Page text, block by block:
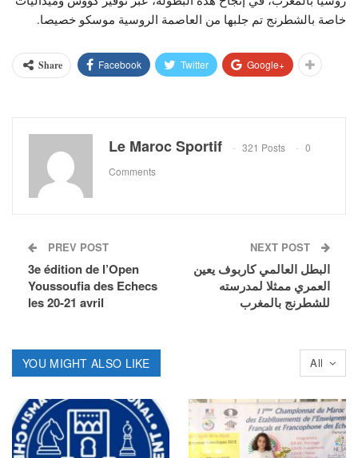
خاصة بالشطرنج تم جلبها من العاصمة الروسية موسكو خصيصا.
Share Facebook Twitter Google+
Le Maroc Sportif 321 Posts
0
Comments
PREV POST
3e édition de l’Open
Youssoufia des Echecs
les 20-21 avril
NEXT POST
البطل العالمي كاربوف يعين
العمري ممثلا لمدرسته
للشطرنج بالمغرب
All
YOU MIGHT ALSO LIKE